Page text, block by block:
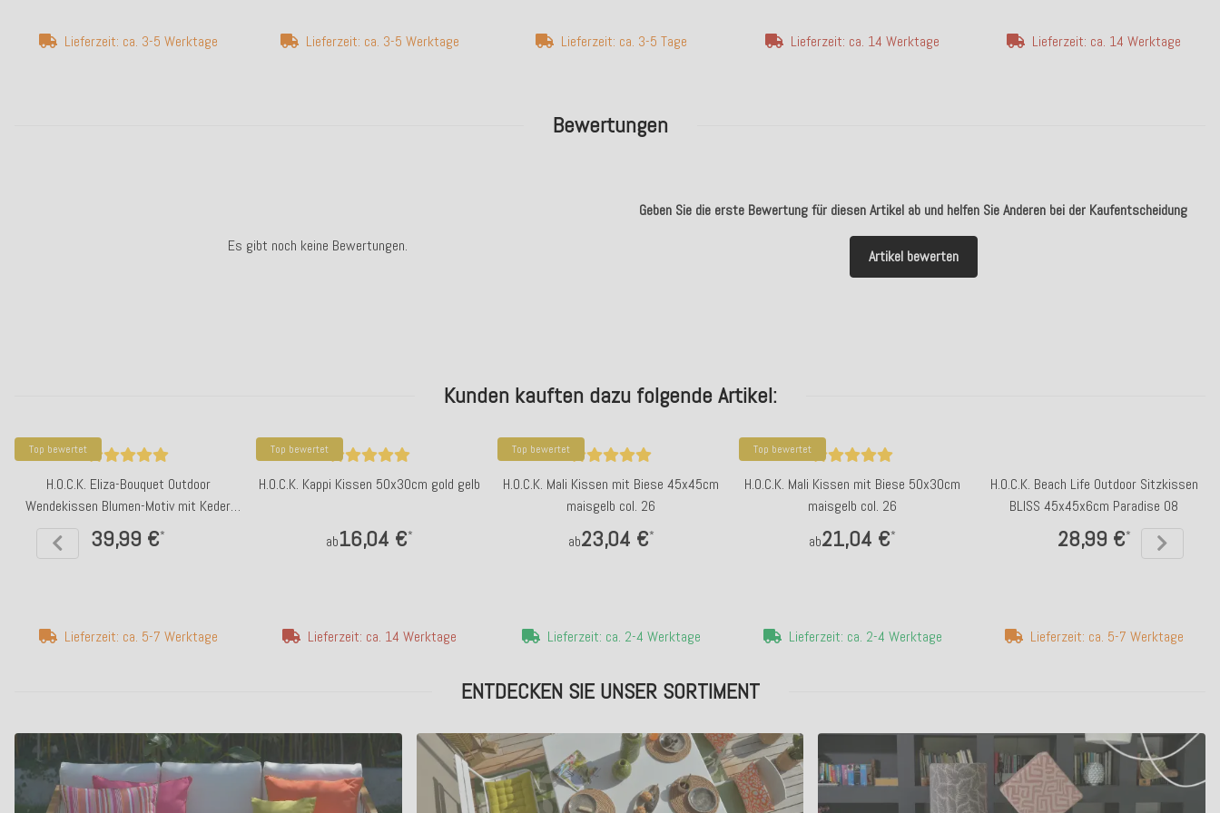
Bewertungen
Geben Sie die erste Bewertung für diesen Artikel ab und helfen Sie Anderen bei der Kaufentscheidung
Artikel bewerten
Es gibt noch keine Bewertungen.
Lieferzeit: ca. 3-5 Werktage Lieferzeit: ca. 3-5 Werktage Lieferzeit: ca. 3-5 Tage Lieferzeit: ca. 14 Werktage Lieferzeit: ca. 14 Werktage
Kunden kauften dazu folgende Artikel:
Top bewertet
H.O.C.K. Eliza-Bouquet Outdoor
Wendekissen Blumen-Motiv mit Keder
50x50cm gelb
39,99 €*
Lieferzeit: ca. 5-7 Werktage
Top bewertet
H.O.C.K. Kappi Kissen 50x30cm gold gelb
ab16,04 €*
Lieferzeit: ca. 14 Werktage
Top bewertet
H.O.C.K. Mali Kissen mit Biese 45x45cm
maisgelb col. 26
ab23,04 €*
Lieferzeit: ca. 2-4 Werktage
Top bewertet
H.O.C.K. Mali Kissen mit Biese 50x30cm
maisgelb col. 26
ab21,04 €*
Lieferzeit: ca. 2-4 Werktage
H.O.C.K. Beach Life Outdoor Sitzkissen
BLISS 45x45x6cm Paradise 08
28,99 €*
Lieferzeit: ca. 5-7 Werktage
ENTDECKEN SIE UNSER SORTIMENT